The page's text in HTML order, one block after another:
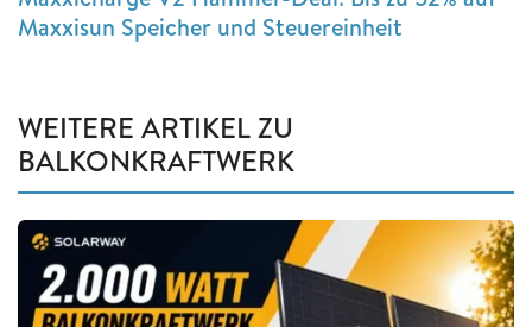
Maxxisun Speicher und Steuereinheit
WEITERE ARTIKEL ZU
BALKONKRAFTWERK